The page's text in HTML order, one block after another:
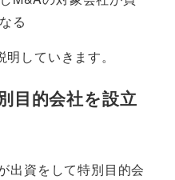
る
していきます。
目的会社を設立
出資をして特別目的会